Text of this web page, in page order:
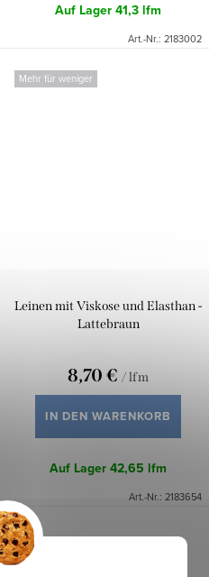
Auf Lager41,3 lfm
Art.-Nr.: 2183002
Mehr für weniger
Leinen mit Viskose und Elasthan -
Lattebraun
8,70 € / lfm
IN DEN WARENKORB
Auf Lager42,65 lfm
Art.-Nr.: 2183654
Neu
Mehr für weniger